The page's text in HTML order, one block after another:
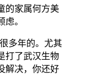
的家属何方美
。
多年的。尤其
打了武汉生物
解决，你还好